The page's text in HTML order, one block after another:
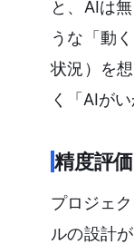
と、AIは
うな「動
状況）を
く「AIが
精度評
プロジェ
ルの設計